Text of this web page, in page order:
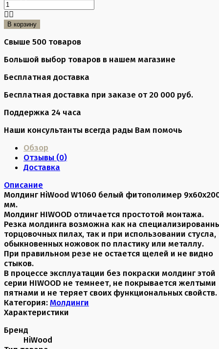
В корзину
Свыше 500 товаров
Большой выбор товаров в нашем магазине
Бесплатная доставка
Бесплатная доставка при заказе от 20 000 руб.
Поддержка 24 часа
Наши консультанты всегда рады Вам помочь
Обзор
Отзывы (0)
Доставка
Описание
Молдинг HiWood W1060 белый фитополимер
мм.
Молдинг HIWOOD отличается простотой монтажа.
Резка молдинга возможна как на
торцовочных пилах, так и при использовании стусла,
обыкновенных ножовок по пластику или металлу.
При правильном резе не остается щелей и не видно
стыков.
В процессе эксплуатации без покраски молдинг этой
серии HIWOOD не темнеет, не покрывается желтыми
пятнами и не теряет своих функциональных свойств.
Категория: Молдинги
Характеристики
Бренд
HiWood